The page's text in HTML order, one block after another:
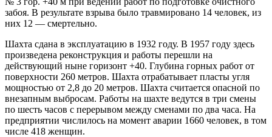
забоя. В результате взрыва было травмировано 14 человек, из
них 12 — смертельно.
Шахта сдана в эксплуатацию в 1932 году. В 1957 году здесь
произведена реконструкция и работы перешли на
действующий ныне горизонт +40. Глубина горных работ от
поверхности 260 метров. Шахта отрабатывает пласты угля
мощностью от 2,8 до 20 метров. Шахта считается опасной по
внезапным выбросам. Работы на шахте ведутся в три смены
по шесть часов с перерывом между сменами по два часа. На
предприятии числилось на момент аварии 1660 человек, в том
числе 418 женщин.